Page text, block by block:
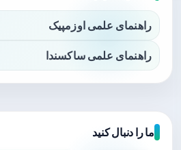
راهنمای علمی اوزمپیک
راهنمای علمی ساکسندا
ما را دنبال کنید